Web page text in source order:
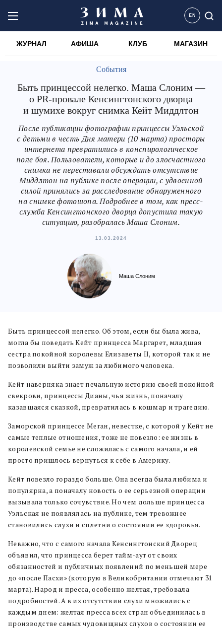
EN
ЖУРНАЛ АФИША КЛУБ МАГАЗИН
События
Быть принцессой нелегко. Маша Слоним —
о PR-провале Кенсингтонского дворца
и шумихе вокруг снимка Кейт Миддлтон
После публикации фотографии принцессы Уэльской
с детьми в честь Дня матери (10 марта) просторы
интернета превратились в конспирологическое
поле боя. Пользователи, которые и до злосчастного
снимка не переставали обсуждать отсутствие
Миддлтон на публике после операции, с удвоенной
силой принялись за расследование обнаруженного
на снимке фотошопа. Подробнее в том, как пресс-
служба Кенсингтонского дворца допустила такую
ситуацию, разобралась Маша Слоним.
13.03.2024
Маша Слоним
Быть принцессой нелегко. Об этом, если бы была жива,
могла бы поведать Кейт принцесса Маргарет, младшая
сестра покойной королевы Елизаветы II, которой так и не
позволили выйти замуж за любимого человека.
Кейт наверняка знает печальную историю своей покойной
свекрови, принцессы Дианы, чья жизнь, поначалу
казавшаяся сказкой, превратилась в кошмар и трагедию.
Заморской принцессе Меган, невестке, с которой у Кейт не
самые теплые отношения, тоже не повезло: ее жизнь в
королевской семье не сложилась с самого начала, и ей
просто пришлось вернуться к себе в Америку.
Кейт повезло гораздо больше. Она всегда была любима и
популярна, а поначалу новость о ее серьезной операции
вызывала только сочувствие. Но чем дольше принцесса
Уэльская не появлялась на публике, тем тревожнее
становились слухи и сплетни о состоянии ее здоровья.
Неважно, что с самого начала Кенсингтонский Дворец
объявил, что принцесса берет тайм-аут от своих
обязанностей и публичных появлений по меньшей мере
до «после Пасхи» (которую в Великобритании отмечают 31
марта). Народ и пресса, особенно желтая, требовала
подробностей. А в их отсутствии слухи множились с
каждым днем: желтая пресса всех стран объединилась в
производстве самых чудовищных слухов о состоянии ее